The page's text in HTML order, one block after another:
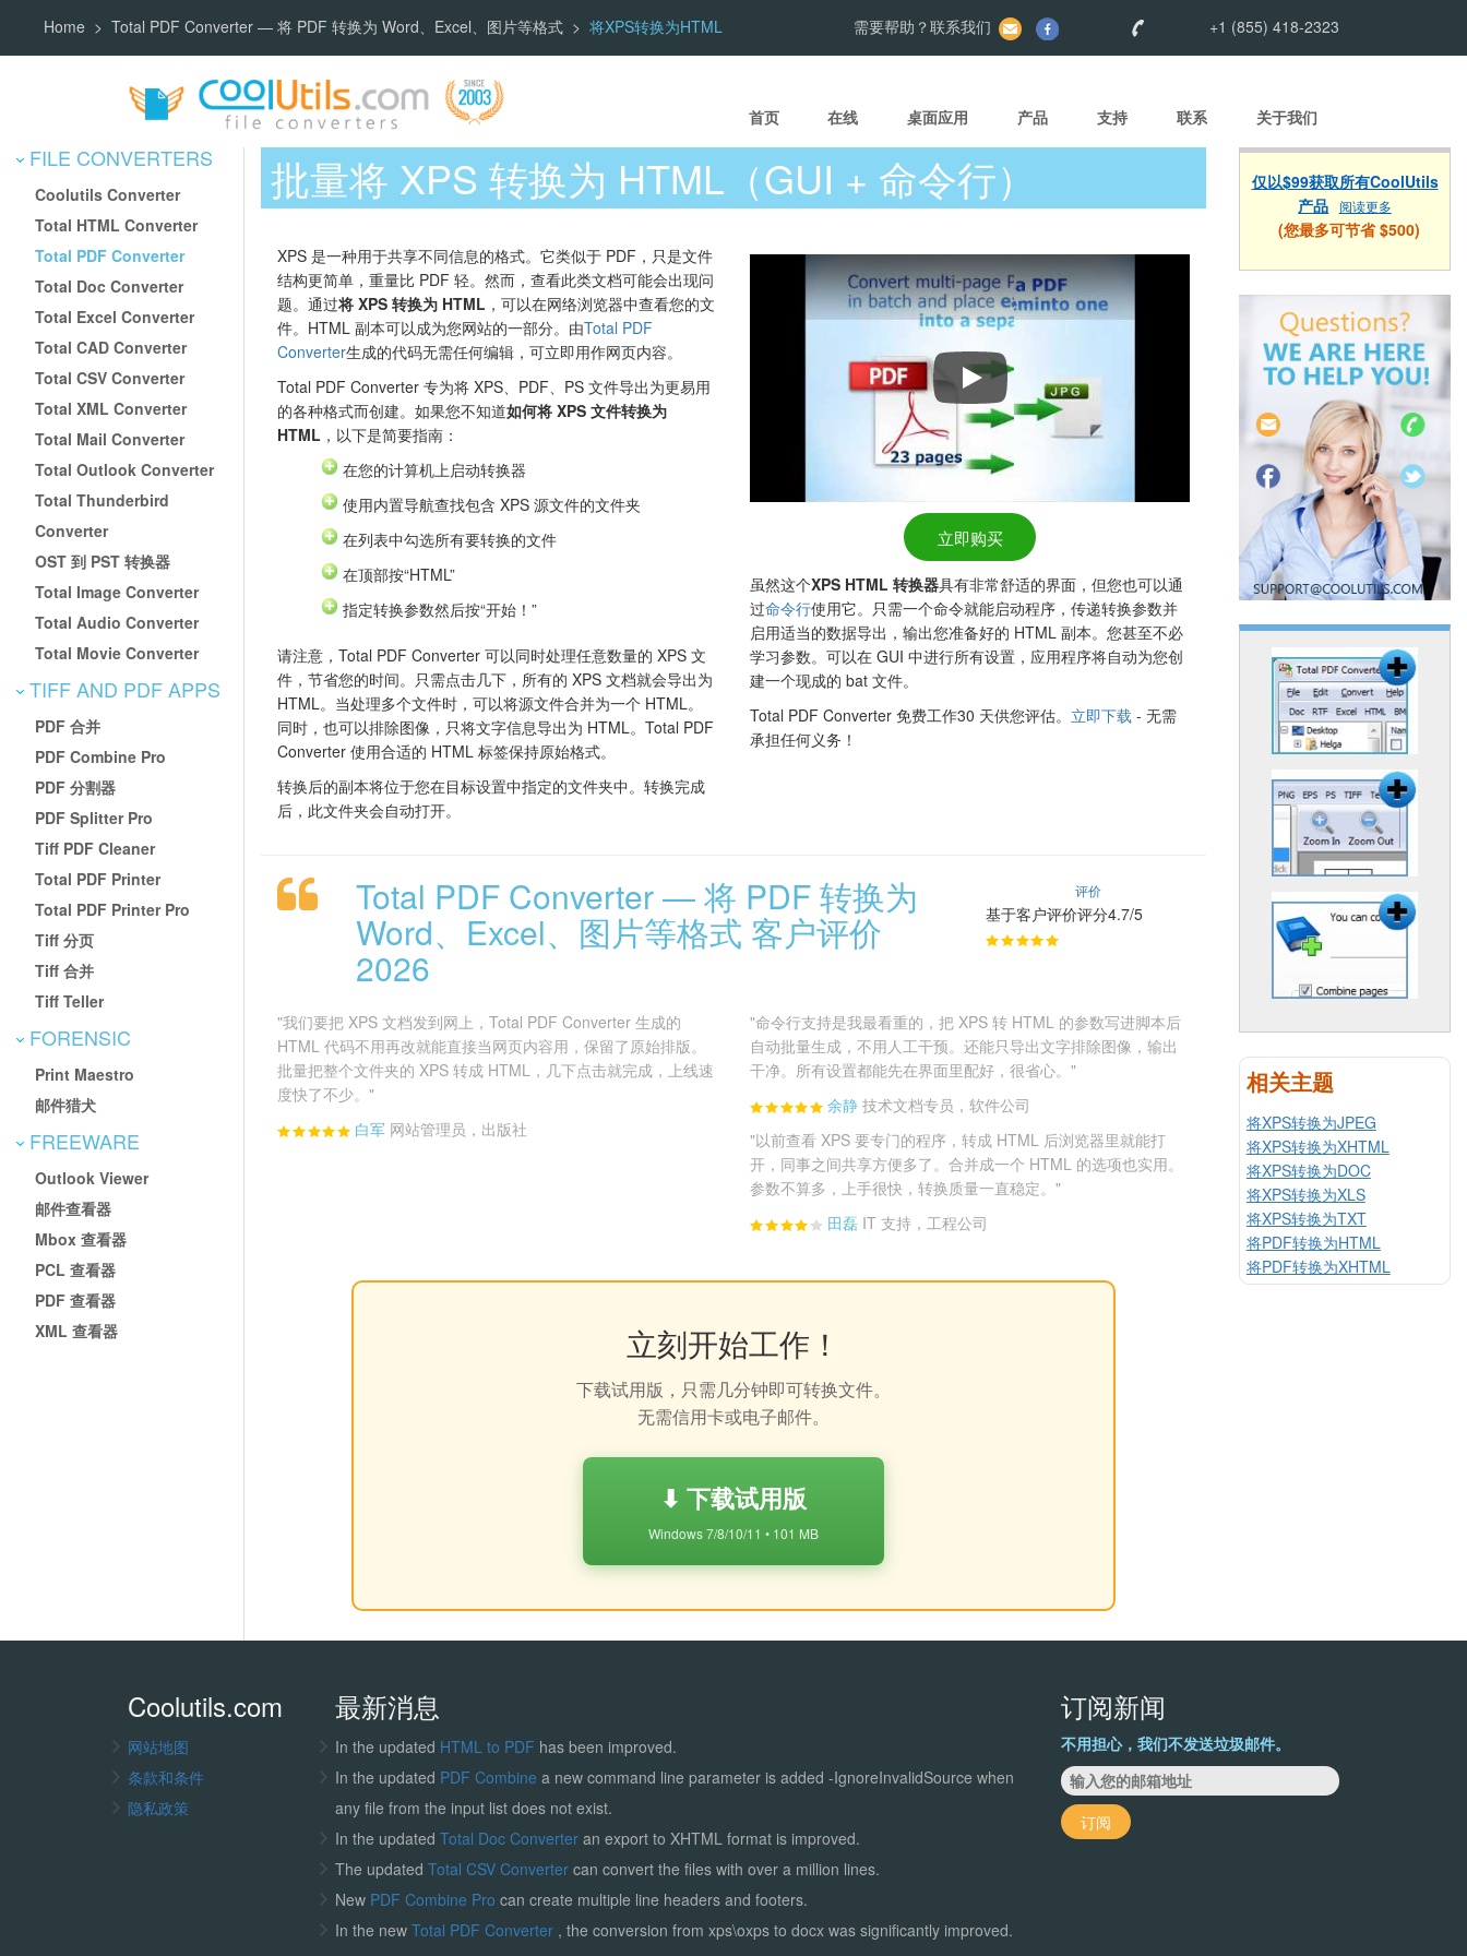
Home Total PDF Converter — 将 PDF 转换为 Word、Excel、图片等格式 将XPS转换为HTML 需要帮助？联系我们 +1 (855) 418-2323
首页 在线 桌面应用 产品 支持 联系 关于我们
FILE CONVERTERS
Coolutils Converter
Total HTML Converter
Total PDF Converter
Total Doc Converter
Total Excel Converter
Total CAD Converter
Total CSV Converter
Total XML Converter
Total Mail Converter
Total Outlook Converter
Total Thunderbird
Converter
OST 到 PST 转换器
Total Image Converter
Total Audio Converter
Total Movie Converter
TIFF AND PDF APPS
PDF 合并
PDF Combine Pro
PDF 分割器
PDF Splitter Pro
Tiff PDF Cleaner
Total PDF Printer
Total PDF Printer Pro
Tiff 分页
Tiff 合并
Tiff Teller
FORENSIC
Print Maestro
邮件猎犬
FREEWARE
Outlook Viewer
邮件查看器
Mbox 查看器
PCL 查看器
PDF 查看器
XML 查看器
批量将 XPS 转换为 HTML（GUI + 命令行）
XPS 是一种用于共享不同信息的格式。它类似于 PDF，只是文件
结构更简单，重量比 PDF 轻。然而，查看此类文档可能会出现问
题。通过将 XPS 转换为 HTML ，可以在网络浏览器中查看您的文
件。HTML 副本可以成为您网站的一部分。由Total PDF
Converter生成的代码无需任何编辑，可立即用作网页内容。
Total PDF Converter 专为将 XPS、PDF、PS 文件导出为更易用
的各种格式而创建。如果您不知道如何将 XPS 文件转换为
HTML ，以下是简要指南：
在您的计算机上启动转换器
使用内置导航查找包含 XPS 源文件的文件夹
在列表中勾选所有要转换的文件
在顶部按“HTML”
指定转换参数然后按“开始！”
请注意，Total PDF Converter 可以同时处理任意数量的 XPS 文
件，节省您的时间。只需点击几下，所有的 XPS 文档就会导出为
HTML。当处理多个文件时，可以将源文件合并为一个 HTML。
同时，也可以排除图像，只将文字信息导出为 HTML。Total PDF
Converter 使用合适的 HTML 标签保持原始格式。
转换后的副本将位于您在目标设置中指定的文件夹中。转换完成
后，此文件夹会自动打开。
如何将 PDF 转换为 DOC、TIFF、JPEG、XLS 等。
立即购买
虽然这个XPS HTML 转换器具有非常舒适的界面，但您也可以通
过命令行使用它。只需一个命令就能启动程序，传递转换参数并
启用适当的数据导出，输出您准备好的 HTML 副本。您甚至不必
学习参数。可以在 GUI 中进行所有设置，应用程序将自动为您创
建一个现成的 bat 文件。
Total PDF Converter 免费工作30 天供您评估。 立即下载 - 无需
承担任何义务！
Total PDF Converter — 将 PDF 转换为
Word、Excel、图片等格式 客户评价
2026
评价
基于客户评价评分4.7/5
"我们要把 XPS 文档发到网上，Total PDF Converter 生成的
HTML 代码不用再改就能直接当网页内容用，保留了原始排版。
批量把整个文件夹的 XPS 转成 HTML，几下点击就完成，上线速
度快了不少。"
白军 网站管理员，出版社
"命令行支持是我最看重的，把 XPS 转 HTML 的参数写进脚本后
自动批量生成，不用人工干预。还能只导出文字排除图像，输出
干净。所有设置都能先在界面里配好，很省心。"
余静 技术文档专员，软件公司
"以前查看 XPS 要专门的程序，转成 HTML 后浏览器里就能打
开，同事之间共享方便多了。合并成一个 HTML 的选项也实用。
参数不算多，上手很快，转换质量一直稳定。"
田磊 IT 支持，工程公司
立刻开始工作！
下载试用版，只需几分钟即可转换文件。
无需信用卡或电子邮件。
⬇ 下载试用版
Windows 7/8/10/11 • 101 MB
仅以$99获取所有CoolUtils
产品 阅读更多
(您最多可节省 $500)
相关主题
将XPS转换为JPEG
将XPS转换为XHTML
将XPS转换为DOC
将XPS转换为XLS
将XPS转换为TXT
将PDF转换为HTML
将PDF转换为XHTML
Coolutils.com
网站地图
条款和条件
隐私政策
最新消息
In the updated HTML to PDF has been improved.
In the updated PDF Combine a new command line parameter is added -IgnoreInvalidSource when
any file from the input list does not exist.
In the updated Total Doc Converter an export to XHTML format is improved.
The updated Total CSV Converter can convert the files with over a million lines.
New PDF Combine Pro can create multiple line headers and footers.
In the new Total PDF Converter , the conversion from xps\oxps to docx was significantly improved.
订阅新闻
不用担心，我们不发送垃圾邮件。
订阅